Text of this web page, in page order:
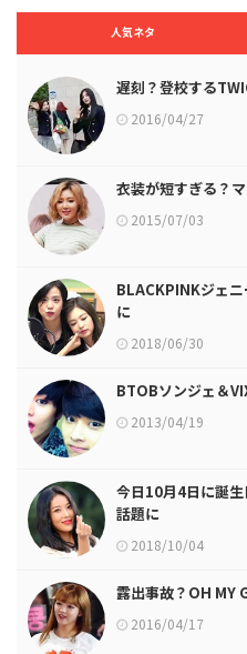
人気ネタ
遅刻？登校する
2016/04/27
衣装が短すぎる？
2015/07/03
BLACKPINKジェ
に
2018/06/30
BTOBソンジェ＆
2013/04/19
今日10月4日に誕
話題に
2018/10/04
露出事故？OH MY
2016/04/17